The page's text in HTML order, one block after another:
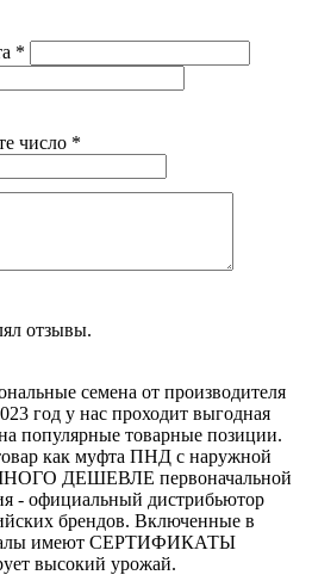
*
число *
отзывы.
семена от производителя
год у нас проходит выгодная
товарные позиции.
как муфта ПНД с наружной
ДЕШЕВЛЕ первоначальной
- официальный дистрибьютор
брендов. Включенные в
имеют СЕРТИФИКАТЫ
высокий урожай.